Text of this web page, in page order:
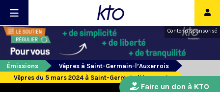
Contenu sponsorisé
Émissions
Vêpres à Saint-Germain-l’Auxerrois
Vêpres du 5 mars 2024 à Saint-Germain l’Auxerrois
Faire un don à KTO